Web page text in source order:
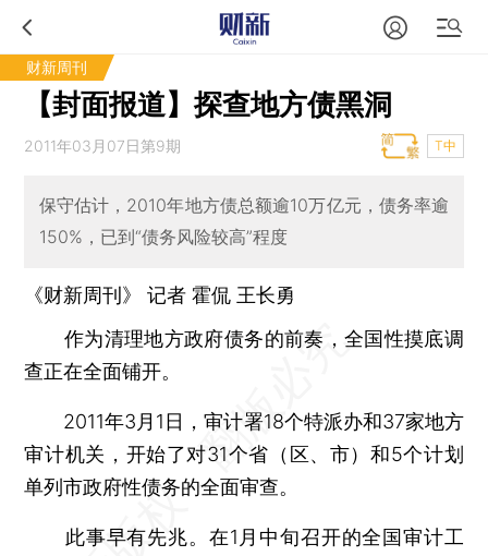
财新周刊
【封面报道】探查地方债黑洞
2011年03月07日第9期 T中
保守估计，2010年地方债总额逾10万亿元，债务率逾
150%，已到“债务风险较高”程度
《财新周刊》 记者霍侃 王长勇
作为清理地方政府债务的前奏，全国性摸底调
查正在全面铺开。
2011年3月1日，审计署18个特派办和37家地方
审计机关，开始了对31个省（区、市）和5个计划
单列市政府性债务的全面审查。
此事早有先兆。在1月中旬召开的全国审计工